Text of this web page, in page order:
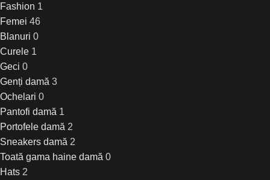
Fashion 1
Femei 46
Blanuri 0
Curele 1
Geci 0
Genți damă 3
Ochelari 0
Pantofi damă 1
Portofele damă 2
Sneakers damă 2
Toată gama haine damă 0
Hats 2